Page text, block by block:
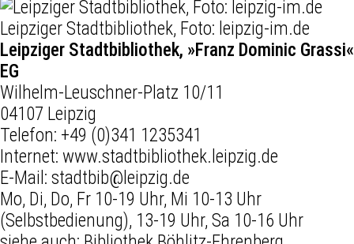
Leipziger Stadtbibliothek, Foto: leipzig-im.de
Leipziger Stadtbibliothek, »Franz Dominic Grassi«
EG
Wilhelm-Leuschner-Platz 10/11
04107 Leipzig
Telefon: +49 (0)341 1235341
Internet: www.stadtbibliothek.leipzig.de
E-Mail: stadtbib@leipzig.de
Mo, Di, Do, Fr 10-19 Uhr, Mi 10-13 Uhr
(Selbstbedienung), 13-19 Uhr, Sa 10-16 Uhr